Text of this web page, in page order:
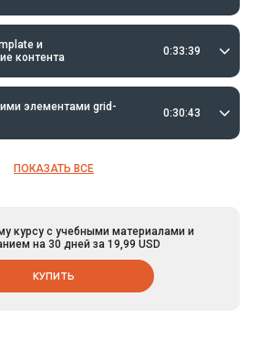
и
контента
0:33:39
элементами grid-
0:30:43
ПОКАЗАТЬ ВСЕ
курсу с учебными материалами и
на 30 дней за 19,99 USD
КУПИТЬ